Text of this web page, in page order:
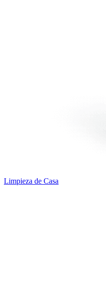
Limpieza de Casa